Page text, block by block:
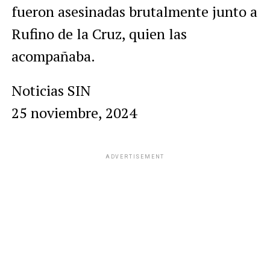
fueron asesinadas brutalmente junto a
Rufino de la Cruz, quien las
acompañaba.
Noticias SIN
25 noviembre, 2024
ADVERTISEMENT